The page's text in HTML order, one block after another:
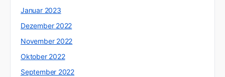
Januar 2023
Dezember 2022
November 2022
Oktober 2022
September 2022